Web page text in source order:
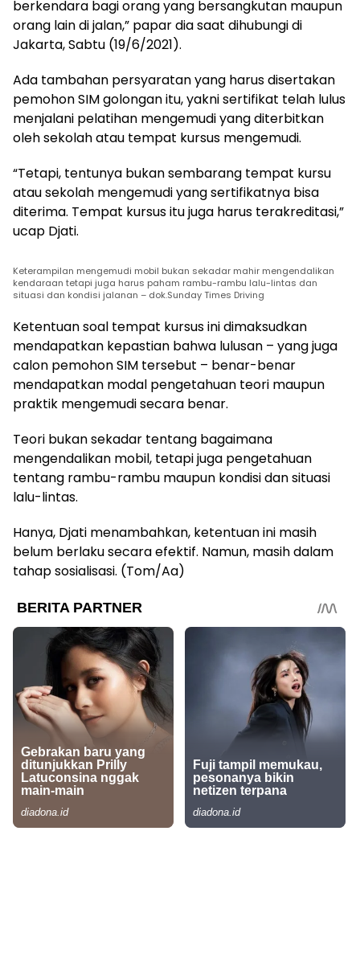
berkendara bagi orang yang bersangkutan maupun
orang lain di jalan,” papar dia saat dihubungi di
Jakarta, Sabtu (19/6/2021).
Ada tambahan persyaratan yang harus disertakan
pemohon SIM golongan itu, yakni sertifikat telah lulus
menjalani pelatihan mengemudi yang diterbitkan
oleh sekolah atau tempat kursus mengemudi.
“Tetapi, tentunya bukan sembarang tempat kursu
atau sekolah mengemudi yang sertifikatnya bisa
diterima. Tempat kursus itu juga harus terakreditasi,”
ucap Djati.
Keterampilan mengemudi mobil bukan sekadar mahir mengendalikan
kendaraan tetapi juga harus paham rambu-rambu lalu-lintas dan
situasi dan kondisi jalanan – dok.Sunday Times Driving
Ketentuan soal tempat kursus ini dimaksudkan
mendapatkan kepastian bahwa lulusan – yang juga
calon pemohon SIM tersebut – benar-benar
mendapatkan modal pengetahuan teori maupun
praktik mengemudi secara benar.
Teori bukan sekadar tentang bagaimana
mengendalikan mobil, tetapi juga pengetahuan
tentang rambu-rambu maupun kondisi dan situasi
lalu-lintas.
Hanya, Djati menambahkan, ketentuan ini masih
belum berlaku secara efektif. Namun, masih dalam
tahap sosialisasi. (Tom/Aa)